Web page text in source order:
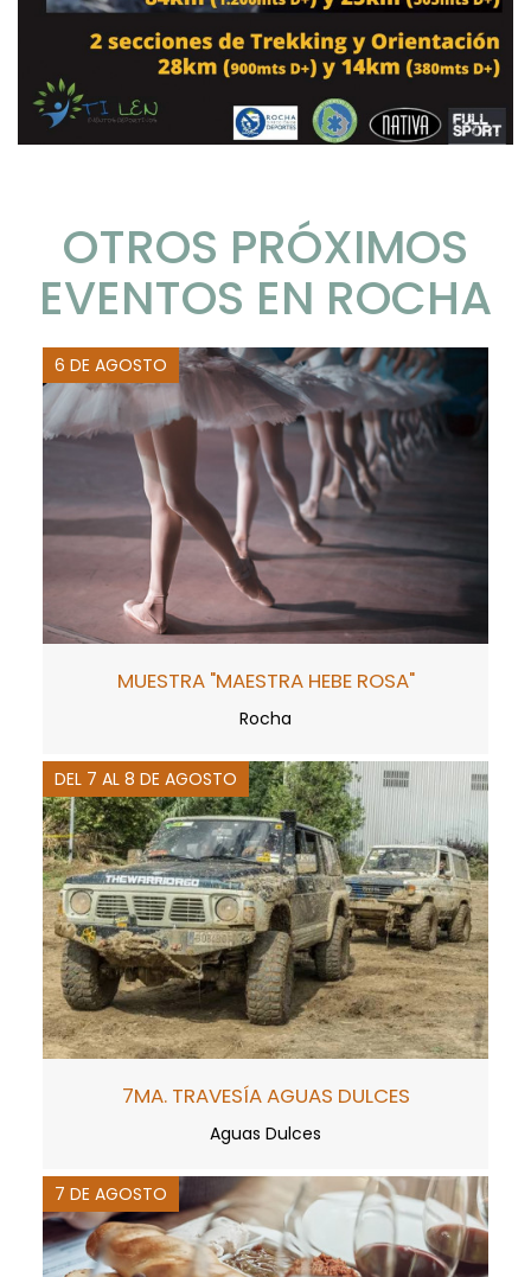
OTROS PRÓXIMOS
EVENTOS EN ROCHA
6 DE AGOSTO
MUESTRA "MAESTRA HEBE ROSA"
Rocha
DEL 7 AL 8 DE AGOSTO
7MA. TRAVESÍA AGUAS DULCES
Aguas Dulces
7 DE AGOSTO